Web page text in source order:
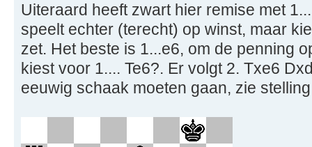
Uiteraard heeft zwart hier remise met
speelt echter (terecht) op winst, maar
zet. Het beste is 1...e6, om de penning
kiest voor 1.... Te6?. Er volgt 2. Txe6
eeuwig schaak moeten gaan, zie